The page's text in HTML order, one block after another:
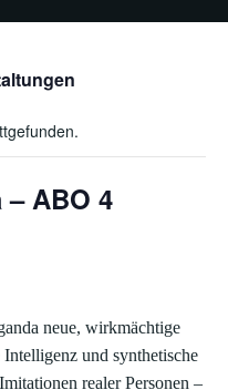
ABO 4
neue, wirkmächtige
und synthetische
realer Personen –